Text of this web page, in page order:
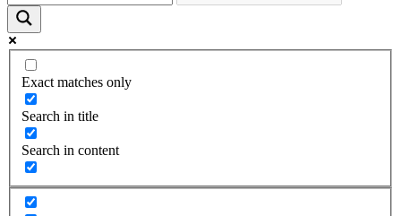
Exact matches only
Search in title
Search in content